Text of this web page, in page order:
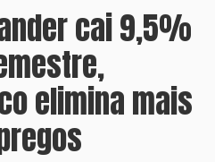
cai 9,5%
elimina mais